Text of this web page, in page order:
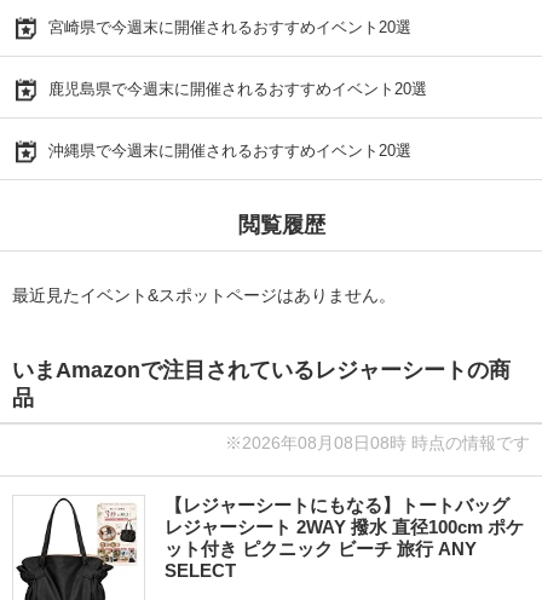
宮崎県で今週末に開催されるおすすめイベント20選
鹿児島県で今週末に開催されるおすすめイベント20選
沖縄県で今週末に開催されるおすすめイベント20選
閲覧履歴
最近見たイベント&スポットページはありません。
いまAmazonで注目されているレジャーシートの商
品
※2026年08月08日08時 時点の情報です
【レジャーシートにもなる】トートバッグ
レジャーシート 2WAY 撥水 直径100cm ポケ
ット付き ピクニック ビーチ 旅行 ANY
SELECT